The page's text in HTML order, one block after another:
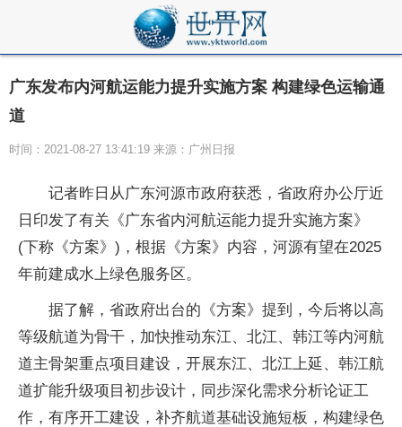
广东发布内河航运能力提升实施方案 构建绿色运输通
道
时间：2021-08-27 13:41:19 来源：广州日报
记者昨日从广东河源市政府获悉，省政府办公厅近
日印发了有关《广东省内河航运能力提升实施方案》
(下称《方案》)，根据《方案》内容，河源有望在2025
年前建成水上绿色服务区。
据了解，省政府出台的《方案》提到，今后将以高
等级航道为骨干，加快推动东江、北江、韩江等内河航
道主骨架重点项目建设，开展东江、北江上延、韩江航
道扩能升级项目初步设计，同步深化需求分析论证工
作，有序开工建设，补齐航道基础设施短板，构建绿色